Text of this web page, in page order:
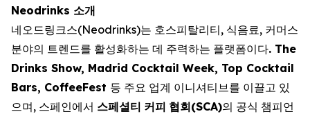
Neodrinks 소개
네오드링크스(Neodrinks)는 호스피탈리티, 식음료, 커머스
분야의 트렌드를 활성화하는 데 주력하는 플랫폼이다. The
Drinks Show, Madrid Cocktail Week, Top Cocktail
Bars, CoffeeFest 등 주요 업계 이니셔티브를 이끌고 있
으며, 스페인에서 스페셜티 커피 협회(SCA)의 공식 챔피언